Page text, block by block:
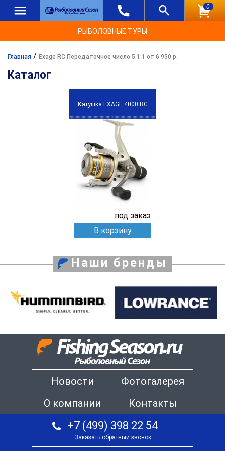
0
РЫБОЛОВНЫЕ ТУРЫ
Главная / Exage RC Передаточное число 5.1:1 от 6 950 р.
Каталог
Катушка EXAGE 4000 RC
под заказ
В корзину
Наши бренды
Новости
Фотогалерея
О компании
Контакты
+7 (499) 398 22 54
Заказать обратный звонок